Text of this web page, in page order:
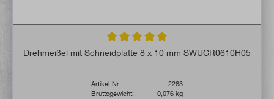
Durchschnittliche Bewertung von 5 von 5
Drehmeißel mit Schneidplatte 8 x 10 mm SWUCR0610H05
Artikel-Nr:
2283
Bruttogewicht:
0,076 kg